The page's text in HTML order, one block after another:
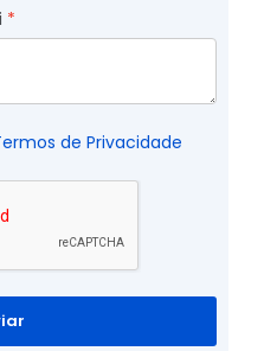
de Privacidade